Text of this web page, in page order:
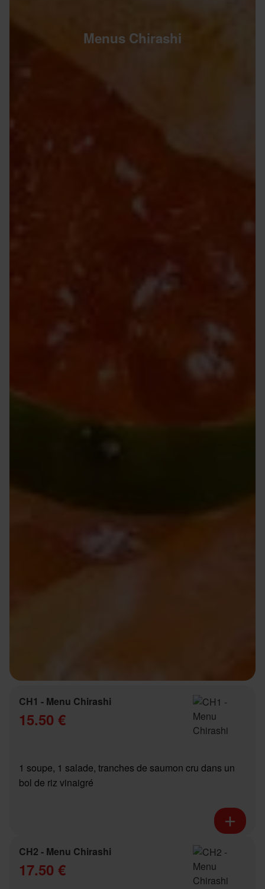
Menus Chirashi
CH1 - Menu Chirashi
15.50 €
1 soupe, 1 salade, tranches de saumon cru dans un
bol de riz vinaigré
CH2 - Menu Chirashi
17.50 €